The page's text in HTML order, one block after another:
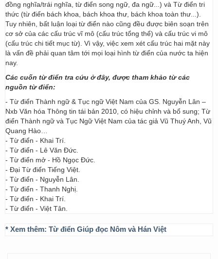
đồng nghĩa/trái nghĩa, từ điển song ngữ, đa ngữ...) và Từ điển tri
thức (từ điển bách khoa, bách khoa thư, bách khoa toàn thư...).
Tuy nhiên, bất luận loại từ điển nào cũng đều được biên soạn trên
cơ sở của các cấu trúc vĩ mô (cấu trúc tổng thể) và cấu trúc vi mô
(cấu trúc chi tiết mục từ). Vì vậy, việc xem xét cấu trúc hai mặt này
là vấn đề phải quan tâm tới mọi loại hình từ điển của nước ta hiện
nay.
Các cuốn từ điển tra cứu ở đây, được tham khảo từ các
nguồn từ điển:
- Từ điển Thành ngữ & Tục ngữ Việt Nam của GS. Nguyễn Lân –
Nxb Văn hóa Thông tin tái bản 2010, có hiệu chỉnh và bổ sung; Từ
điển Thành ngữ và Tục Ngữ Việt Nam của tác giả Vũ Thuý Anh, Vũ
Quang Hào…
- Từ điển - Khai Trí.
- Từ điển - Lê Văn Đức.
- Từ điển mở - Hồ Ngọc Đức.
- Đại Từ điển Tiếng Việt.
- Từ điển - Nguyễn Lân.
- Từ điển - Thanh Nghị.
- Từ điển - Khai Trí.
- Từ điển - Việt Tân.
* Xem thêm: Từ điển Giúp đọc Nôm và Hán Việt